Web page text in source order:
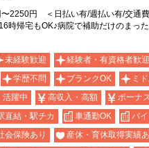
2250円 ＜日払い有/週払い有/交通
時帰宅もOK♪病院で補助だけのまっ
未経験歓迎 経験者・有資格者歓迎
学歴不問 ブランクOK ミ
活躍中
高収入・高額 ボーナ
直結・駅チカ 車通勤OK バ
会保険あり 産休・育休取得実績